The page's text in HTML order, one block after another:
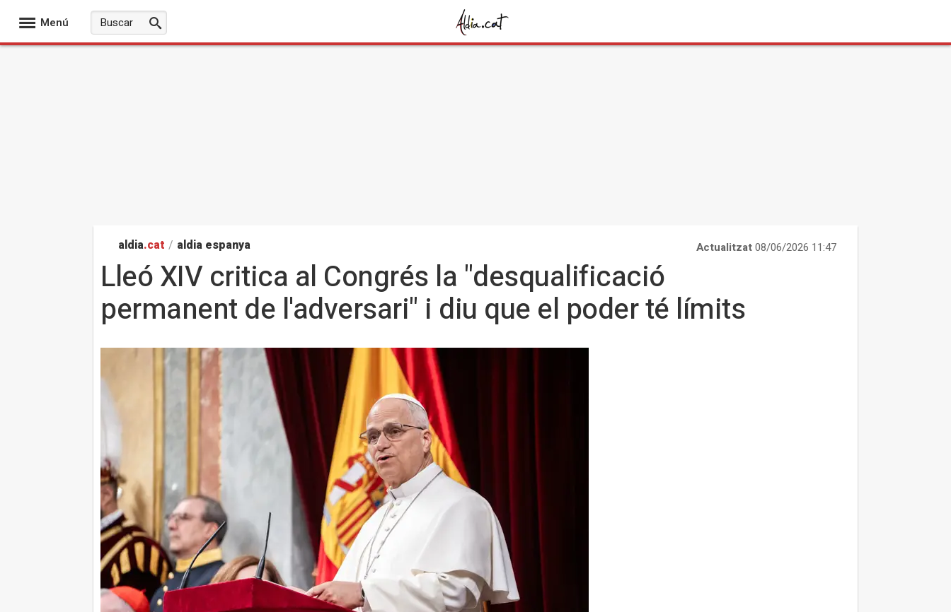
Menú
aldia.cat / aldia espanya Actualitzat08/06/2026 11:47
Lleó XIV critica al Congrés la "desqualificació
permanent de l'adversari" i diu que el poder té límits